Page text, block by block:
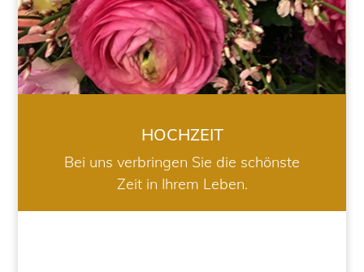
HOCHZEIT
Bei uns verbringen Sie die schönste
Zeit in Ihrem Leben.